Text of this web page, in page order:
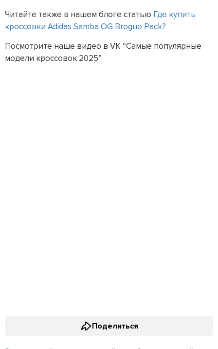
Читайте также в нашем блоге статью Где купить
кроссовки Adidas Samba OG Brogue Pack?
Посмотрите наше видео в VK “Самые популярные
модели кроссовок 2025”
Поделиться